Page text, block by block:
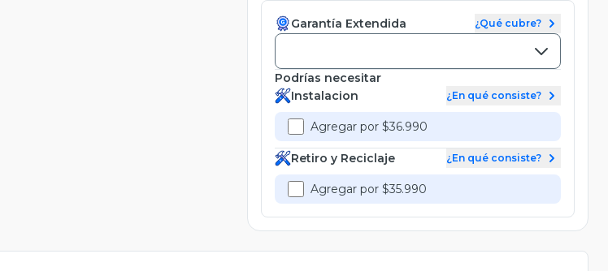
Garantía Extendida ¿Qué cubre?
Podrías necesitar
Instalacion
¿En qué consiste?
Agregar por $36.990
Retiro y Reciclaje ¿En qué consiste?
Agregar por $35.990